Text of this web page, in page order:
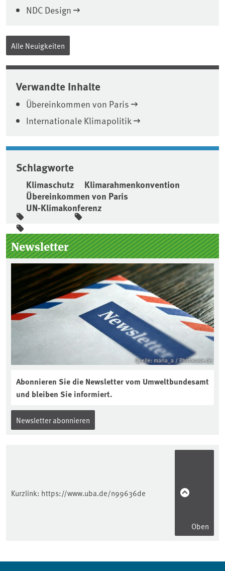
NDC Design
Alle Neuigkeiten
Verwandte Inhalte
Übereinkommen von Paris
Internationale Klimapolitik
Schlagworte
Klimaschutz
Klimarahmenkonvention
Übereinkommen von Paris
UN-Klimakonferenz
Seitenleiste
Newsletter
Quelle: maria_a / Photocase.de
Abonnieren Sie die Newsletter vom Umweltbundesamt
und bleiben Sie informiert.
Newsletter abonnieren
Kurzlink: https://www.uba.de/n99636de
Oben